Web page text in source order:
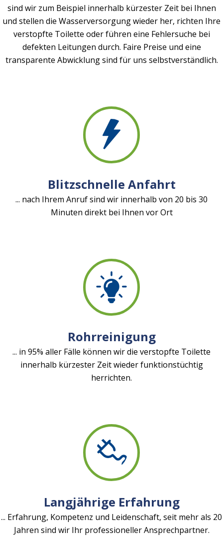
sind wir zum Beispiel innerhalb kürzester Zeit bei Ihnen
und stellen die Wasserversorgung wieder her, richten Ihre
verstopfte Toilette oder führen eine Fehlersuche bei
defekten Leitungen durch. Faire Preise und eine
transparente Abwicklung sind für uns selbstverständlich.
Blitzschnelle Anfahrt
... nach Ihrem Anruf sind wir innerhalb von 20 bis 30
Minuten direkt bei Ihnen vor Ort
Rohrreinigung
... in 95% aller Fälle können wir die verstopfte Toilette
innerhalb kürzester Zeit wieder funktionstüchtig
herrichten.
Langjährige Erfahrung
... Erfahrung, Kompetenz und Leidenschaft, seit mehr als 20
Jahren sind wir Ihr professioneller Ansprechpartner.